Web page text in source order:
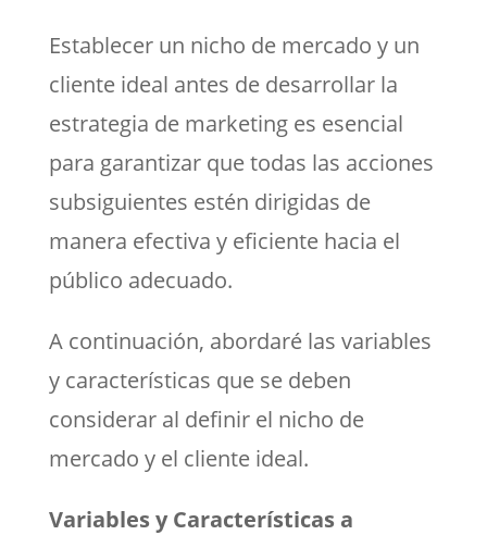
Establecer un nicho de mercado y un
cliente ideal antes de desarrollar la
estrategia de marketing es esencial
para garantizar que todas las acciones
subsiguientes estén dirigidas de
manera efectiva y eficiente hacia el
público adecuado.
A continuación, abordaré las variables
y características que se deben
considerar al definir el nicho de
mercado y el cliente ideal.
Variables y Características a